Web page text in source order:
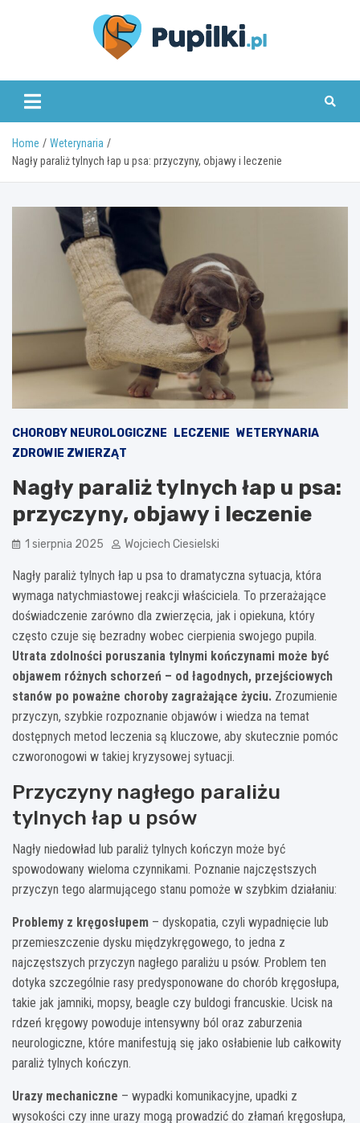
www.pupilki.pl
Home
Weterynaria
Nagły paraliż tylnych łap u psa: przyczyny, objawy i leczenie
CHOROBY NEUROLOGICZNE LECZENIE WETERYNARIA
ZDROWIE ZWIERZĄT
Nagły paraliż tylnych łap u psa:
przyczyny, objawy i leczenie
1 sierpnia 2025 Wojciech Ciesielski
Nagły paraliż tylnych łap u psa to dramatyczna sytuacja, która
wymaga natychmiastowej reakcji właściciela. To przerażające
doświadczenie zarówno dla zwierzęcia, jak i opiekuna, który
często czuje się bezradny wobec cierpienia swojego pupila.
Utrata zdolności poruszania tylnymi kończynami może być
objawem różnych schorzeń – od łagodnych, przejściowych
stanów po poważne choroby zagrażające życiu. Zrozumienie
przyczyn, szybkie rozpoznanie objawów i wiedza na temat
dostępnych metod leczenia są kluczowe, aby skutecznie pomóc
czworonogowi w takiej kryzysowej sytuacji.
Przyczyny nagłego paraliżu
tylnych łap u psów
Nagły niedowład lub paraliż tylnych kończyn może być
spowodowany wieloma czynnikami. Poznanie najczęstszych
przyczyn tego alarmującego stanu pomoże w szybkim działaniu:
Problemy z kręgosłupem – dyskopatia, czyli wypadnięcie lub
przemieszczenie dysku międzykręgowego, to jedna z
najczęstszych przyczyn nagłego paraliżu u psów. Problem ten
dotyka szczególnie rasy predysponowane do chorób kręgosłupa,
takie jak jamniki, mopsy, beagle czy buldogi francuskie. Ucisk na
rdzeń kręgowy powoduje intensywny ból oraz zaburzenia
neurologiczne, które manifestują się jako osłabienie lub całkowity
paraliż tylnych kończyn.
Urazy mechaniczne – wypadki komunikacyjne, upadki z
wysokości czy inne urazy mogą prowadzić do złamań kręgosłupa,